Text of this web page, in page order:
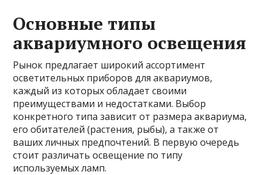
Основные типы
аквариумного освещения
Рынок предлагает широкий ассортимент
осветительных приборов для аквариумов,
каждый из которых обладает своими
преимуществами и недостатками. Выбор
конкретного типа зависит от размера аквариума,
его обитателей (растения, рыбы), а также от
ваших личных предпочтений. В первую очередь
стоит различать освещение по типу
используемых ламп.